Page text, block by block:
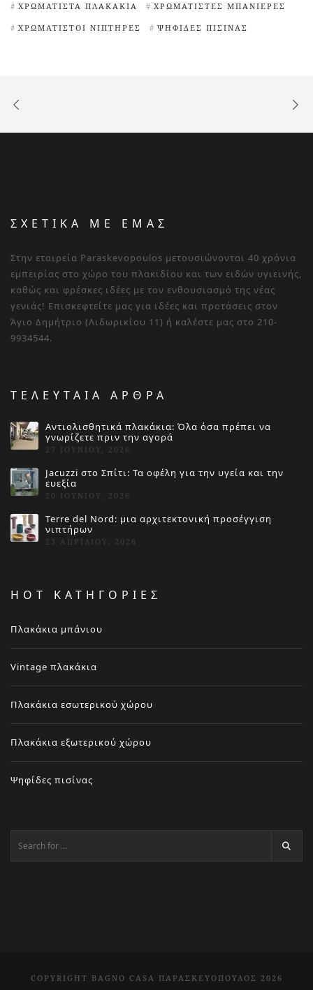
ΧΡΩΜΑΤΙΣΤΆ ΠΛΑΚΆΚΙΑ ΧΡΩΜΑΤΙΣΤΈΣ ΜΠΑΝΙΈΡΕΣ
ΧΡΩΜΑΤΙΣΤΟΊ ΝΙΠΤΉΡΕΣ ΨΗΦΊΔΕΣ ΠΙΣΊΝΑΣ
ΣΧΕΤΙΚΑ ΜΕ ΕΜΑΣ
Στην εταιρεία Paraskevopoulos μετουσιώνονται 40 χρόνια
εμπειρίας στο χώρο του πλακιδίου και των ειδών υγιεινής,
καθώς και φρέσκες ιδέες με τον ενθουσιασμό της νέας
γενιάς! Επισκεφτείτε μας για ιδέες και προτάσεις στον
Άγιο Δημήτριο (Λιδωρικίου 11) ή καλέστε μας στο 210-
9934544.
ΤΕΛΕΥΤΑΙΑ ΑΡΘΡΑ
Αντιολισθητικά πλακάκια: Όλα όσα πρέπει να
γνωρίζετε πριν την αγορά
27 ΙΟΥΝΊΟΥ, 2026
Jacuzzi στο Σπίτι: Τα οφέλη για την υγεία και την
ευεξία
20 ΙΟΥΝΊΟΥ, 2026
Terre del Nord: μια αρχιτεκτονική προσέγγιση
νιπτήρων
23 ΑΠΡΙΛΊΟΥ, 2026
HOT ΚΑΤΗΓΟΡΙΕΣ
Πλακάκια μπάνιου
Vintage πλακάκια
Πλακάκια εσωτερικού χώρου
Πλακάκια εξωτερικού χώρου
Ψηφίδες πισίνας
COPYRIGHT BAGNO CASA ΠΑΡΑΣΚΕΥΌΠΟΥΛΟΣ 2026